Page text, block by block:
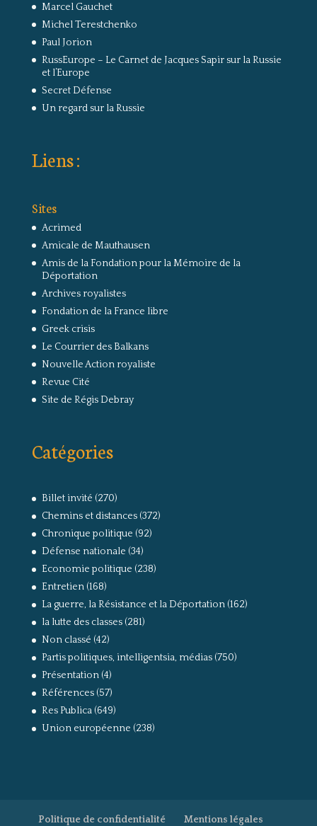
Marcel Gauchet
Michel Terestchenko
Paul Jorion
RussEurope – Le Carnet de Jacques Sapir sur la Russie
et l’Europe
Secret Défense
Un regard sur la Russie
Liens :
Sites
Acrimed
Amicale de Mauthausen
Amis de la Fondation pour la Mémoire de la
Déportation
Archives royalistes
Fondation de la France libre
Greek crisis
Le Courrier des Balkans
Nouvelle Action royaliste
Revue Cité
Site de Régis Debray
Catégories
Billet invité (270)
Chemins et distances(372)
Chronique politique (92)
Défense nationale (34)
Economie politique (238)
Entretien(168)
La guerre, la Résistance et la Déportation(162)
la lutte des classes(281)
Non classé (42)
Partis politiques, intelligentsia, médias(750)
Présentation(4)
Références(57)
Res Publica(649)
Union européenne (238)
Politique de confidentialité Mentions légales